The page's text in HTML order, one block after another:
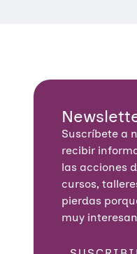
Quiénes somos
Suscríbete a
recibir
las acciones
cursos,
pierdas
muy